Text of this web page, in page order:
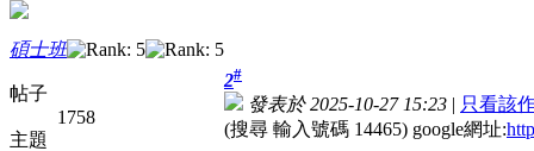
碩士班
帖子
1758
主題
2#
發表於 2025-10-27 15:23 | 只看該
(搜尋 輸入號碼 14465) google網址: